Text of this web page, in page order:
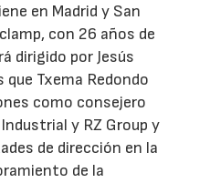
en Madrid y San
con 26 años de
dirigido por Jesús
Txema Redondo
como consejero
y RZ Group y
de dirección en la
de la